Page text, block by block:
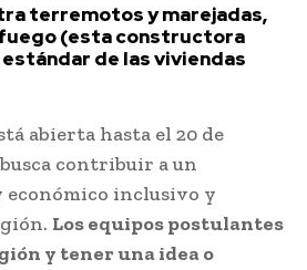
terremotos y marejadas,
(esta constructora
de las viviendas
abierta hasta el 20 de
contribuir a un
económico inclusivo y
Los equipos postulantes
y tener una idea o